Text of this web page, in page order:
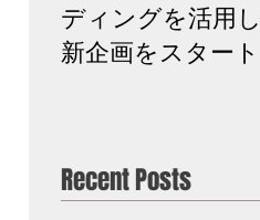
ディングを活用
新企画をスター
Recent Posts